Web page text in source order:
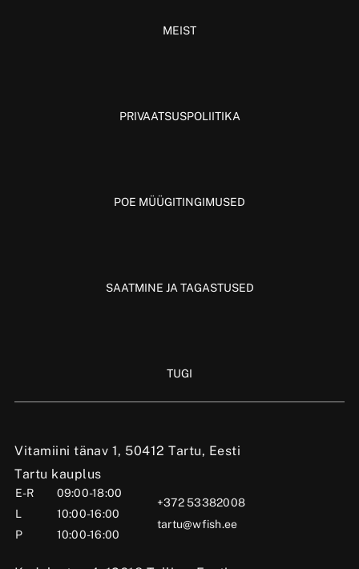
Vitamiini tänav 1, 50412 Tartu, Eesti
Tartu kauplus
E-R
09:00-18:00
L
10:00-16:00
P
10:00-16:00
+372 53382008
tartu@wfish.ee
MEIST
PRIVAATSUSPOLIITIKA
POE MÜÜGITINGIMUSED
SAATMINE JA TAGASTUSED
TUGI